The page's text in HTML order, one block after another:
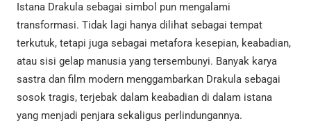
Istana Drakula sebagai simbol pun mengalami
transformasi. Tidak lagi hanya dilihat sebagai tempat
terkutuk, tetapi juga sebagai metafora kesepian, keabadian,
atau sisi gelap manusia yang tersembunyi. Banyak karya
sastra dan film modern menggambarkan Drakula sebagai
sosok tragis, terjebak dalam keabadian di dalam istana
yang menjadi penjara sekaligus perlindungannya.